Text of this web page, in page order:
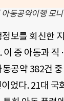
아동공약이행 모
보를 회신한
중 아동과
공약 382건
었다. 21대